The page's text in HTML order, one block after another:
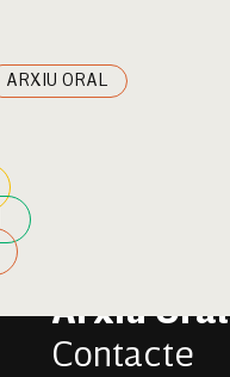
ARXIU ORAL
Arxiu Oral
Contacte